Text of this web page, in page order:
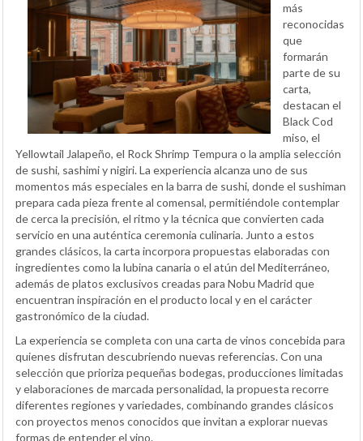
más
reconocidas
que
formarán
parte de su
carta,
destacan el
Black Cod
miso, el
Yellowtail Jalapeño, el Rock Shrimp Tempura o la amplia selección
de sushi, sashimi y nigiri. La experiencia alcanza uno de sus
momentos más especiales en la barra de sushi, donde el sushiman
prepara cada pieza frente al comensal, permitiéndole contemplar
de cerca la precisión, el ritmo y la técnica que convierten cada
servicio en una auténtica ceremonia culinaria. Junto a estos
grandes clásicos, la carta incorpora propuestas elaboradas con
ingredientes como la lubina canaria o el atún del Mediterráneo,
además de platos exclusivos creadas para Nobu Madrid que
encuentran inspiración en el producto local y en el carácter
gastronómico de la ciudad.
La experiencia se completa con una carta de vinos concebida para
quienes disfrutan descubriendo nuevas referencias. Con una
selección que prioriza pequeñas bodegas, producciones limitadas
y elaboraciones de marcada personalidad, la propuesta recorre
diferentes regiones y variedades, combinando grandes clásicos
con proyectos menos conocidos que invitan a explorar nuevas
formas de entender el vino.